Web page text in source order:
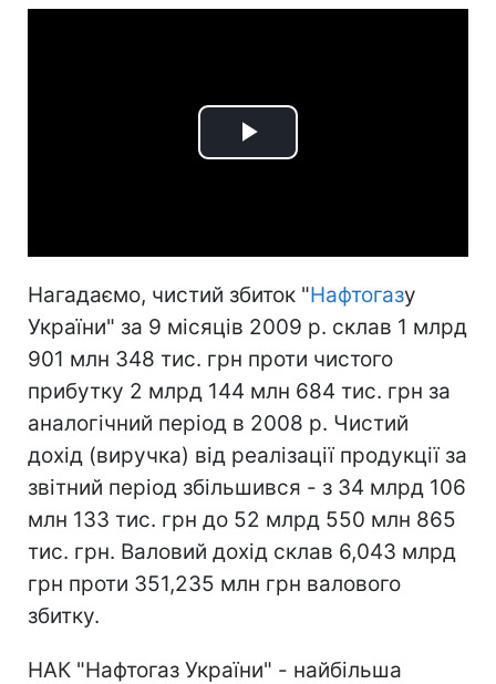
Play
Нагадаємо, чистий збиток "Нафтогазу
України" за 9 місяців 2009 р. склав 1 млрд
901 млн 348 тис. грн проти чистого
прибутку 2 млрд 144 млн 684 тис. грн за
аналогічний період в 2008 р. Чистий
дохід (виручка) від реалізації продукції за
звітний період збільшився - з 34 млрд 106
млн 133 тис. грн до 52 млрд 550 млн 865
тис. грн. Валовий дохід склав 6,043 млрд
грн проти 351,235 млн грн валового
збитку.
НАК "Нафтогаз України" - найбільша